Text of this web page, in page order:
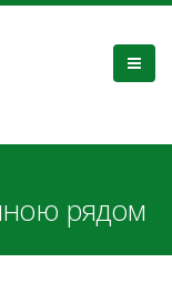
рядом